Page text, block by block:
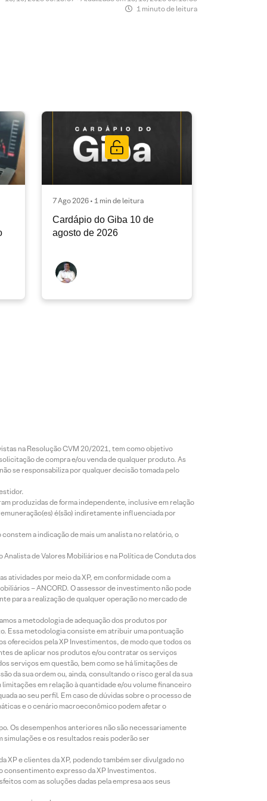
1 minuto de leitura
7 Ago 2026 • 1 min de leitura
Cardápio do Giba 10 de
agosto de 2026
na Resolução CVM 20/2021, tem como objetivo
de compra e/ou venda de qualquer produto. As
se responsabiliza por qualquer decisão tomada pelo
produzidas de forma independente, inclusive em relação
é(são) indiretamente influenciada por
a indicação de mais um analista no relatório, o
de Valores Mobiliários e na Política de Conduta dos
atividades por meio da XP, em conformidade com a
– ANCORD. O assessor de investimento não pode
para a realização de qualquer operação no mercado de
a metodologia de adequação dos produtos por
Essa metodologia consiste em atribuir uma pontuação
oferecidos pela XP Investimentos, de modo que todos os
de aplicar nos produtos e/ou contratar os serviços
serviços em questão, bem como se há limitações de
da sua ordem ou, ainda, consultando o risco geral da sua
em relação à quantidade e/ou volume financeiro
ao seu perfil. Em caso de dúvidas sobre o processo de
e o cenário macroeconômico podem afetar o
Os desempenhos anteriores não são necessariamente
e os resultados reais poderão ser
e clientes da XP, podendo também ser divulgado no
consentimento expresso da XP Investimentos.
com as soluções dadas pela empresa aos seus